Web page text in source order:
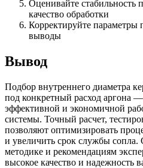
Оценивайте стабильность
качество обработки
Корректируйте параметры
выводы
Вывод
Подбор внутреннего диаметра
под конкретный расход аргона
эффективной и экономичной
системы. Точный расчет,
позволяют оптимизировать
и увеличить срок службы сопла.
методике и рекомендациям
высокое качество и надежность